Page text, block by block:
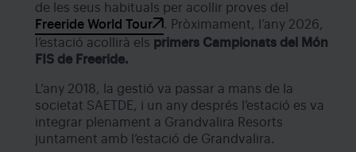
de les seus habituals per acollir proves del
Freeride World Tour
. Pròximament, l’any 2026,
l’estació acollirà els primers Campionats del Món
FIS de Freeride.
L’any 2018, la gestió va passar a mans de la
societat SAETDE, i un any després l’estació es va
integrar plenament a Grandvalira Resorts
juntament amb l’estació de Grandvalira.